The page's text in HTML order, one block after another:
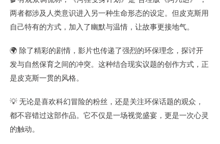
两者都涉及人类意识进入另一种生命形态的设定。但皮克斯用
自己特有的方式，加入了幽默与温情，让故事更接地气。
🌍 除了精彩的剧情，影片也传递了强烈的环保理念，探讨开
发与自然保育之间的冲突。这种结合现实议题的创作方式，正
是皮克斯一贯的风格。
💡 无论是喜欢科幻冒险的粉丝，还是关注环保话题的观众，
都不容错过这部作品。它不仅是一场视觉盛宴，更是一次心灵
的触动。